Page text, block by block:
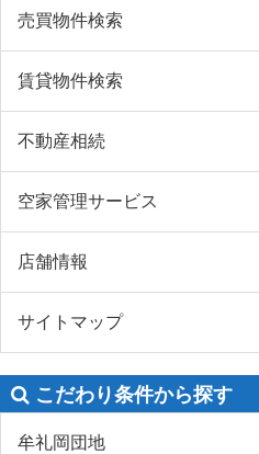
売買物件検索
賃貸物件検索
不動産相続
空家管理サービス
店舗情報
サイトマップ
こだわり条件から探す
牟礼岡団地